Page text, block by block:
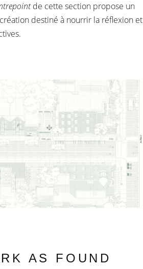
de cette section propose un
destiné à nourrir la réflexion et
AS FOUND